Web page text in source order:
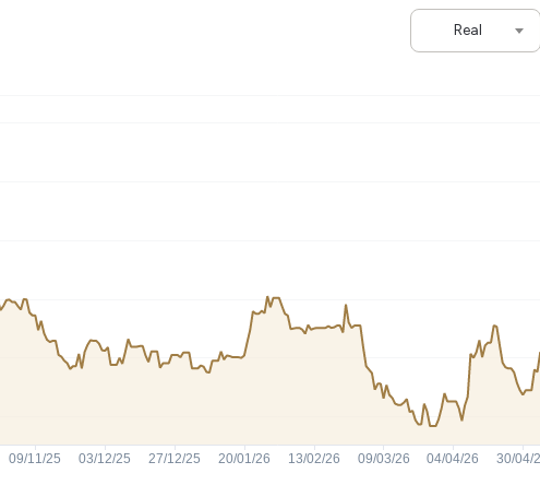
Dogecoin
Solana
Real